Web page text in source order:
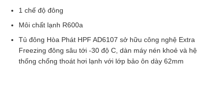
1 chế độ đông
Môi chất lạnh R600a
Tủ đông Hòa Phát HPF AD6107 sở hữu công nghệ Extra
Freezing đông sâu tới -30 độ C, dàn máy nén khoẻ và hệ
thống chống thoát hơi lạnh với lớp bảo ôn dày 62mm